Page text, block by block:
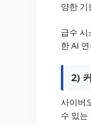
양한 기
급수 시
한 AI
2)
사이버
수 있는